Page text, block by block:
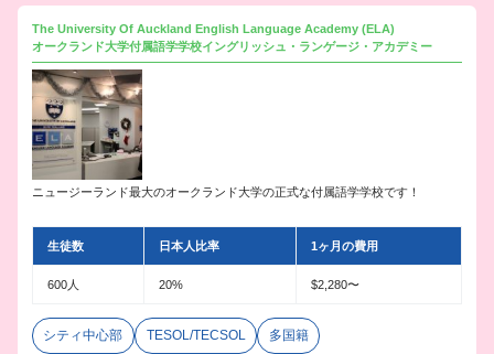
The University Of Auckland English Language Academy (ELA)
オークランド大学付属語学学校イングリッシュ・ランゲージ・アカデミー
ニュージーランド最大のオークランド大学の正式な付属語学学校です！
生徒数 日本人比率 1ヶ月の費用
600人 20% $2,280〜
シティ中心部 TESOL/TECSOL 多国籍